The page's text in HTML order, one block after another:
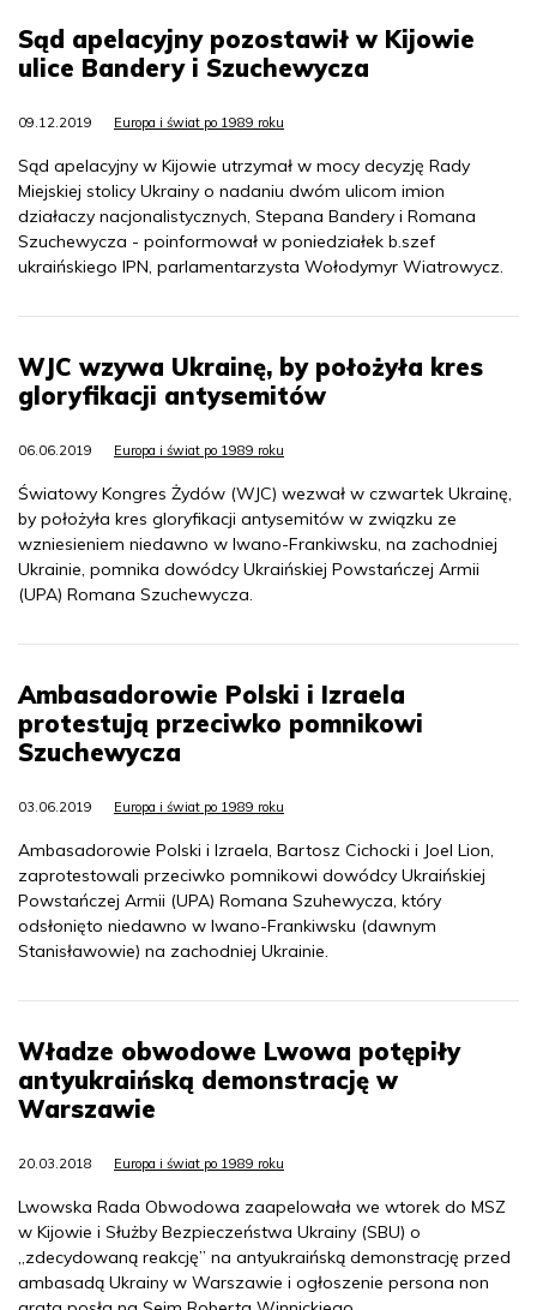
Sąd apelacyjny pozostawił w Kijowie
ulice Bandery i Szuchewycza
09.12.2019 Europa i świat po 1989 roku
Sąd apelacyjny w Kijowie utrzymał w mocy decyzję Rady
Miejskiej stolicy Ukrainy o nadaniu dwóm ulicom imion
działaczy nacjonalistycznych, Stepana Bandery i Romana
Szuchewycza - poinformował w poniedziałek b.szef
ukraińskiego IPN, parlamentarzysta Wołodymyr Wiatrowycz.
WJC wzywa Ukrainę, by położyła kres
gloryfikacji antysemitów
06.06.2019 Europa i świat po 1989 roku
Światowy Kongres Żydów (WJC) wezwał w czwartek Ukrainę,
by położyła kres gloryfikacji antysemitów w związku ze
wzniesieniem niedawno w Iwano-Frankiwsku, na zachodniej
Ukrainie, pomnika dowódcy Ukraińskiej Powstańczej Armii
(UPA) Romana Szuchewycza.
Ambasadorowie Polski i Izraela
protestują przeciwko pomnikowi
Szuchewycza
03.06.2019 Europa i świat po 1989 roku
Ambasadorowie Polski i Izraela, Bartosz Cichocki i Joel Lion,
zaprotestowali przeciwko pomnikowi dowódcy Ukraińskiej
Powstańczej Armii (UPA) Romana Szuhewycza, który
odsłonięto niedawno w Iwano-Frankiwsku (dawnym
Stanisławowie) na zachodniej Ukrainie.
Władze obwodowe Lwowa potępiły
antyukraińską demonstrację w
Warszawie
20.03.2018 Europa i świat po 1989 roku
Lwowska Rada Obwodowa zaapelowała we wtorek do MSZ
w Kijowie i Służby Bezpieczeństwa Ukrainy (SBU) o
„zdecydowaną reakcję” na antyukraińską demonstrację przed
ambasadą Ukrainy w Warszawie i ogłoszenie persona non